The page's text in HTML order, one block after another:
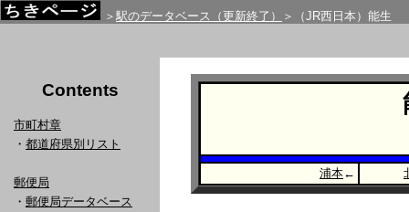
＞ 駅のデータベース（更新終了） ＞（JR西日本）能生
Contents
市町村章
・ 都道府県別リスト
郵便局
・ 郵便局データベース
浦本←